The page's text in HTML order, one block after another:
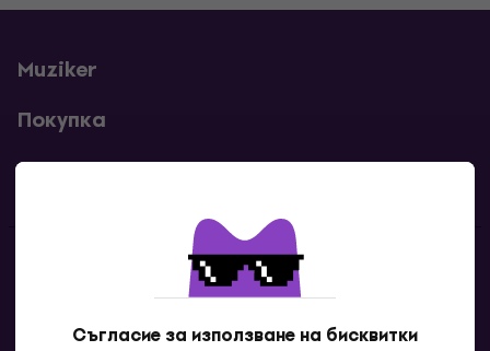
Съгласие за използване на бисквитки
Muziker
Покупка
Полезни линкове
Контакти